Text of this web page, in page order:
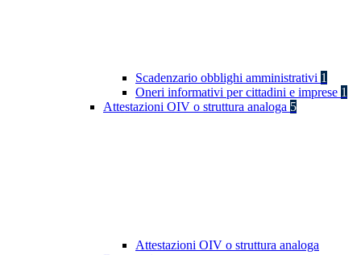
Scadenzario obblighi amministrativi 1
Oneri informativi per cittadini e imprese 1
Attestazioni OIV o struttura analoga 5
Attestazioni OIV o struttura analoga